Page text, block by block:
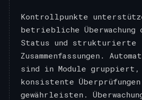
Kontrollpunkte
betriebliche Überwachung
Status und strukturierte
Zusammenfassungen.
sind in Module gruppiert,
konsistente
gewährleisten.